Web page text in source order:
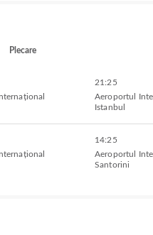
Plecare
21:25
Aeroportul
Istanbul
14:25
Aeroportul
Santorini